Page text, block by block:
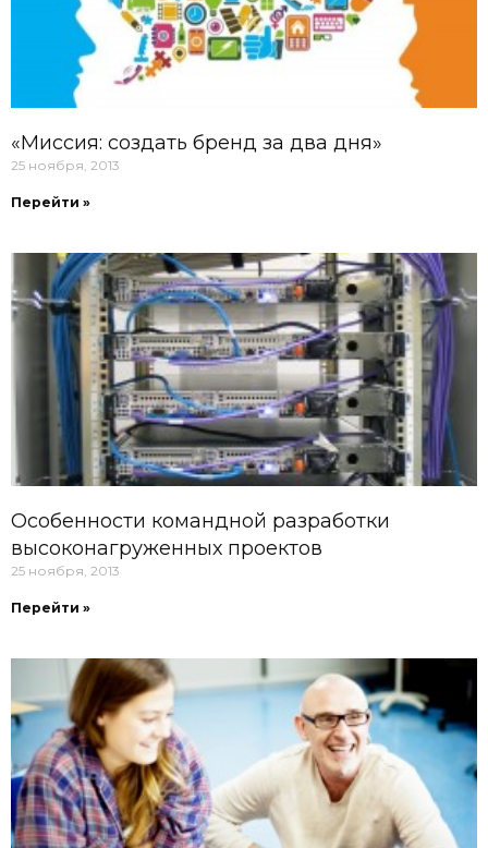
«Миссия: создать бренд за два дня»
25 ноября, 2013
Перейти »
Особенности командной разработки
высоконагруженных проектов
25 ноября, 2013
Перейти »